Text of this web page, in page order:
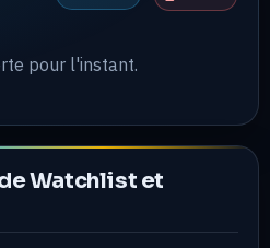
pour l'instant.
Watchlist et